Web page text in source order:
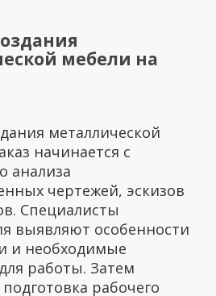
мебели на
металлической
начинается с
анализа
чертежей, эскизов
Специалисты
выявляют особенности
и необходимые
работы. Затем
рабочего